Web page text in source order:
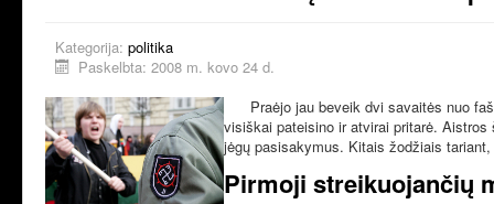
Kategorija: politika
Paskelbta: 2008 m. kovo 24 d.
Praėjo jau beveik dvi savaitės nuo
visiškai pateisino ir atvirai pritarė.
jėgų pasisakymus. Kitais žodžiais
Pirmoji streikuojančių